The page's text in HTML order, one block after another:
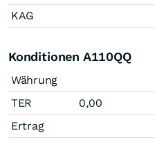
KAG
Konditionen A110QQ
Währung
TER
0,00
Ertrag